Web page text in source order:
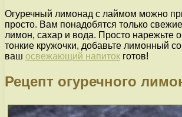
Огуречный лимонад с лаймом можно
просто. Вам понадобятся только
лимон, сахар и вода. Просто нарежьте
тонкие кружочки, добавьте лимонный
ваш освежающий напиток готов!
Рецепт огуречного